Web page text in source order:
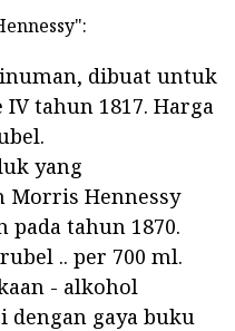
dibuat untuk
tahun 1817. Harga
yang
Morris Hennessy
tahun 1870.
.. per 700 ml.
- alkohol
gaya buku